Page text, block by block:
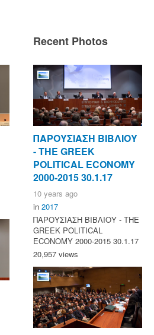
Recent Photos
ΠΑΡΟΥΣΙΑΣΗ ΒΙΒΛΙΟΥ
- ΤΗΕ GREEK
POLITICAL ECONOMY
2000-2015 30.1.17
10 years ago
in 2017
ΠΑΡΟΥΣΙΑΣΗ ΒΙΒΛΙΟΥ - ΤΗΕ
GREEK POLITICAL
ECONOMY 2000-2015 30.1.17
20,957 views